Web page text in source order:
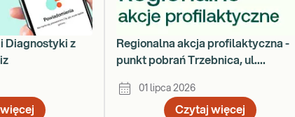
Diagnostyki z
Regionalna akcja profilaktyczna -
punkt pobrań Trzebnica, ul.
01 lipca 2026
Czytaj więcej